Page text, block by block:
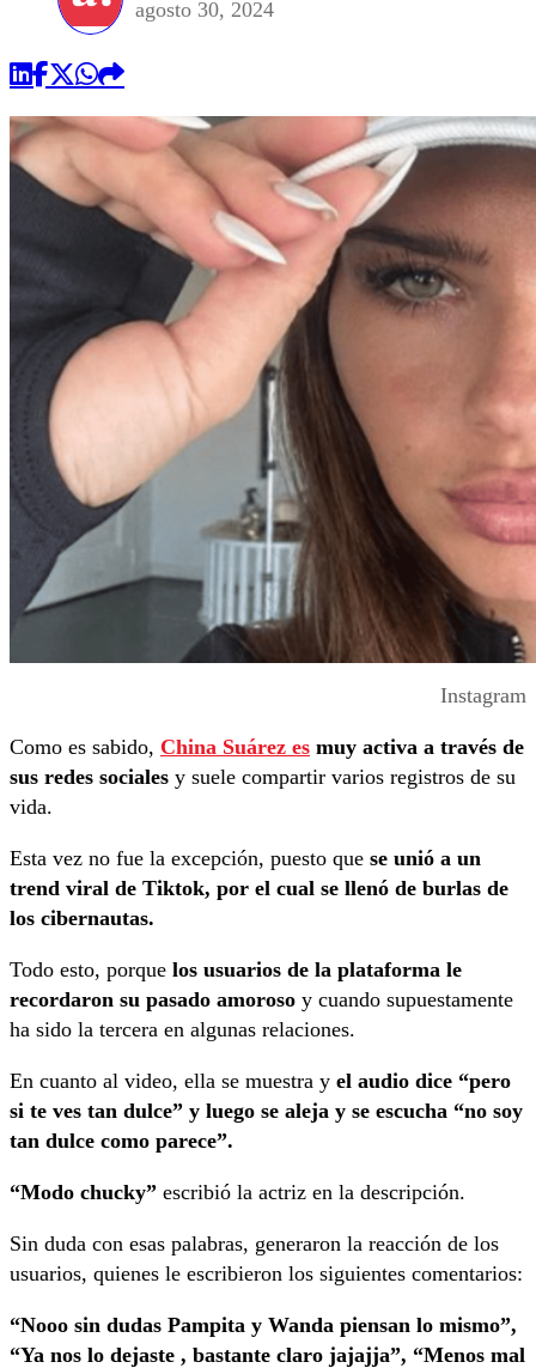
agosto 30, 2024
Instagram
Como es sabido, China Suárez es muy activa a través de
sus redes sociales y suele compartir varios registros de su
vida.
Esta vez no fue la excepción, puesto que se unió a un
trend viral de Tiktok, por el cual se llenó de burlas de
los cibernautas.
Todo esto, porque los usuarios de la plataforma le
recordaron su pasado amoroso y cuando supuestamente
ha sido la tercera en algunas relaciones.
En cuanto al video, ella se muestra y el audio dice “pero
si te ves tan dulce” y luego se aleja y se escucha “no soy
tan dulce como parece”.
“Modo chucky” escribió la actriz en la descripción.
Sin duda con esas palabras, generaron la reacción de los
usuarios, quienes le escribieron los siguientes comentarios:
“Nooo sin dudas Pampita y Wanda piensan lo mismo”,
“Ya nos lo dejaste , bastante claro jajajja”, “Menos mal